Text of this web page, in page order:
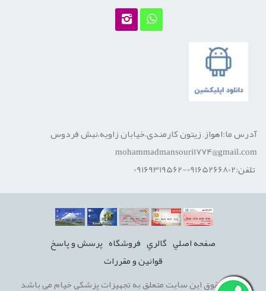
آدرس ما:اهواز, زیتون کارمندی،خیابان زاویه،نبش فردوس
mohammadmansouri1774@gmail.com
تلفن:09165266802-09169319562
صفحه اصلي گالري فروشگاه پرسش و پاسخ
قوانين و مقررات
تمامی حقوق این سایت متعلق به تجهیزات پزشکی خیام می باشد